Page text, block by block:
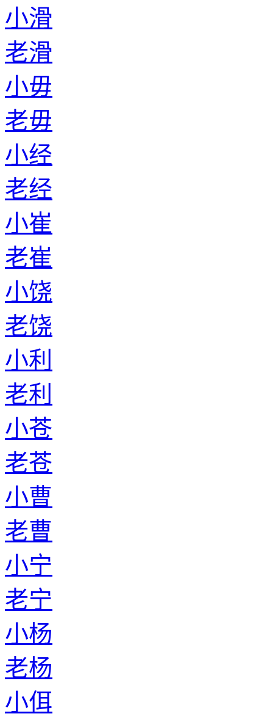
小滑
老滑
小毋
老毋
小经
老经
小崔
老崔
小饶
老饶
小利
老利
小苍
老苍
小曹
老曹
小宁
老宁
小杨
老杨
小佴